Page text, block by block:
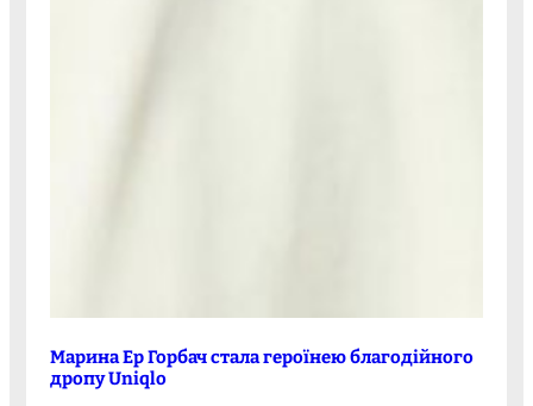
Марина Ер Горбач стала героїнею благодійного
дропу Uniqlo